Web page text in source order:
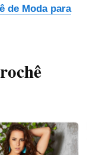
de Moda para